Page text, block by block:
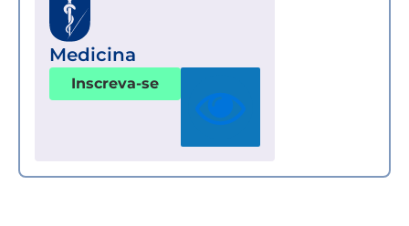
Medicina
Inscreva-se